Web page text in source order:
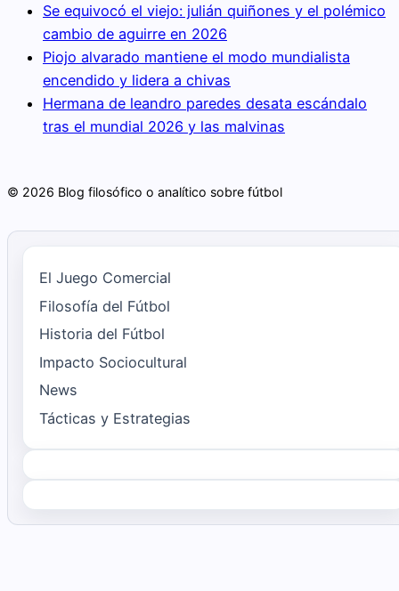
Se equivocó el viejo: julián quiñones y el polémico
cambio de aguirre en 2026
Piojo alvarado mantiene el modo mundialista
encendido y lidera a chivas
Hermana de leandro paredes desata escándalo
tras el mundial 2026 y las malvinas
© 2026 Blog filosófico o analítico sobre fútbol
El Juego Comercial
Filosofía del Fútbol
Historia del Fútbol
Impacto Sociocultural
News
Tácticas y Estrategias